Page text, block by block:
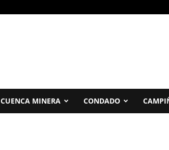
CUENCA MINERA CONDADO